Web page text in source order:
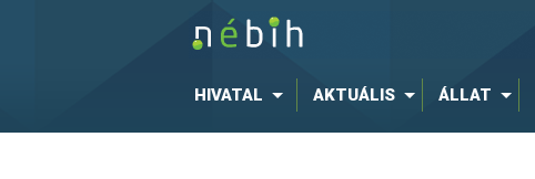
HIVATAL AKTUÁLIS ÁLLAT